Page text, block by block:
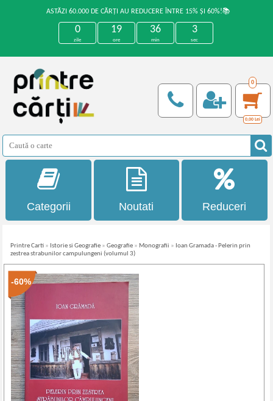
ASTĂZI 60.000 DE CĂRȚI AU REDUCERE ÎNTRE 15% ȘI 60%!📚
0
zile
19
ore
36
min
2
sec
0
0,00 Lei
Categorii Noutati Reduceri
Printre Carti » Istorie si Geografie »Geografie » Monografii » Ioan Gramada - Pelerin prin
zestrea strabunilor campulungeni (volumul 3)
-60%